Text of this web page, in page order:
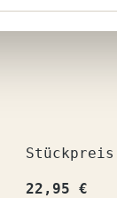
Stückpreis
22,95 €